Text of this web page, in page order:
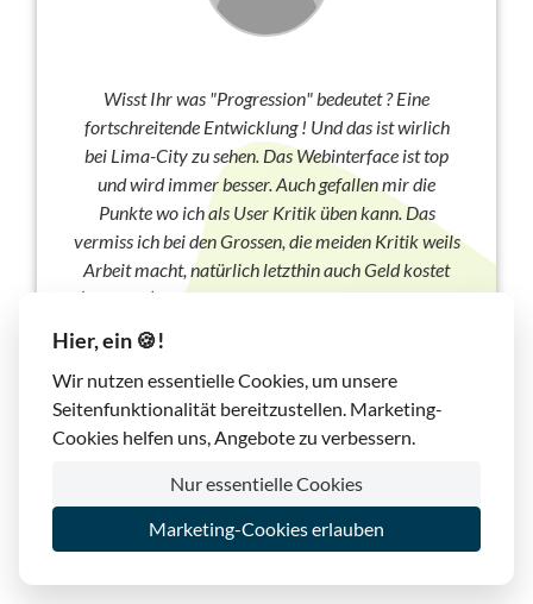
Wisst Ihr was "Progression" bedeutet ? Eine
fortschreitende Entwicklung ! Und das ist wirlich
bei Lima-City zu sehen. Das Webinterface ist top
und wird immer besser. Auch gefallen mir die
Punkte wo ich als User Kritik üben kann. Das
vermiss ich bei den Grossen, die meiden Kritik weils
Arbeit macht, natürlich letzthin auch Geld kostet
(Personal) oder sind die so überheblich zu glauben,
sie seien bereits perfekt ? Die sollen sich an Lima-
City mal ein Beispiel holen. TOP kann ich nur
sagen.
H.W. Ruebel , Januar 2017
Hier, ein 🍪!
Wir nutzen essentielle Cookies, um unsere
Seitenfunktionalität bereitzustellen. Marketing-
Cookies helfen uns, Angebote zu verbessern.
Nur essentielle Cookies
Marketing-Cookies erlauben